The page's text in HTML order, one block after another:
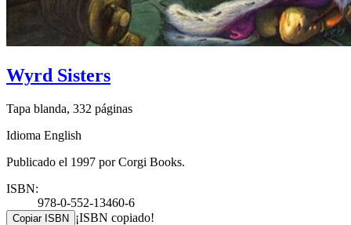
Wyrd Sisters
Tapa blanda, 332 páginas
Idioma English
Publicado el 1997 por Corgi Books.
ISBN:
978-0-552-13460-6
Copiar ISBN ¡ISBN copiado!